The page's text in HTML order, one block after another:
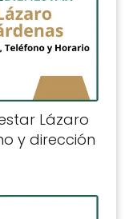
Lázaro
y dirección